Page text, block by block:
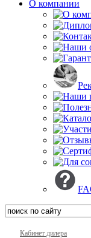
О компании
Кабинет дилера